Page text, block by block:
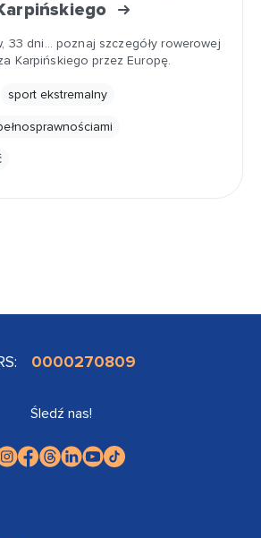
33 dni... poznaj szczegóły rowerowej
Karpińskiego przez Europę.
sport ekstremalny
0000270809
Śledź nas!